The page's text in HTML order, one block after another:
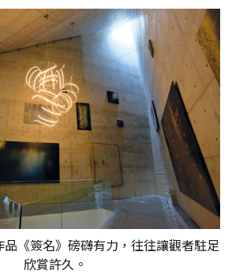
《簽名》磅礴有力，往往讓觀者駐足
欣賞許久。